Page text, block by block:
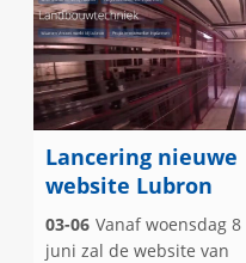
Lancering nieuwe
website Lubron
03-06 Vanaf woensdag 8
juni zal de website van